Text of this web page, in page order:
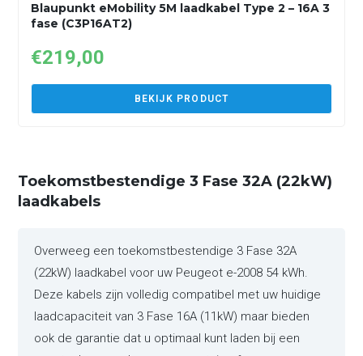
Blaupunkt eMobility 5M laadkabel Type 2 – 16A 3
fase (C3P16AT2)
€219,00
BEKIJK PRODUCT
Toekomstbestendige 3 Fase 32A (22kW)
laadkabels
Overweeg een toekomstbestendige 3 Fase 32A
(22kW) laadkabel voor uw Peugeot e-2008 54 kWh.
Deze kabels zijn volledig compatibel met uw huidige
laadcapaciteit van 3 Fase 16A (11kW) maar bieden
ook de garantie dat u optimaal kunt laden bij een